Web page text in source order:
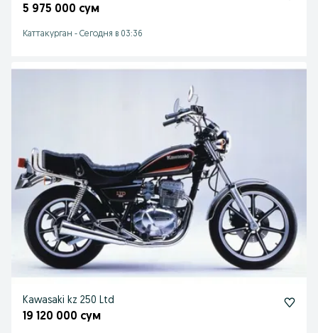
5 975 000 сум
Каттакурган - Сегодня в 03:36
Kawasaki kz 250 Ltd
19 120 000 сум